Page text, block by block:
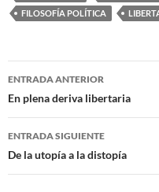
FILOSOFÍA POLÍTICA
Navegación
de
entradas
ENTRADA ANTERIOR
En plena deriva libertaria
ENTRADA SIGUIENTE
De la utopía a la distopía